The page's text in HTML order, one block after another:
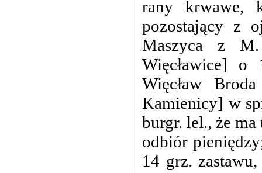
rany krwawe,
pozostający z
Maszyca z
Więcławice]
Więcław
Kamienicy] w
burgr. lel., że
odbiór
14 grz. zastawu,